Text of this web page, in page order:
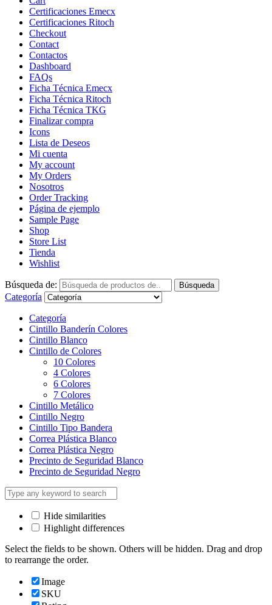
Certificaciones Emecx
Certificaciones Ritoch
Checkout
Contact
Contactos
Dashboard
FAQs
Ficha Técnica Emecx
Ficha Técnica Ritoch
Ficha Técnica TKG
Finalizar compra
Icons
Lista de Deseos
Mi cuenta
My account
My Orders
Nosotros
Order Tracking
Página de ejemplo
Sample Page
Shop
Store List
Tienda
Wishlist
Búsqueda de: Búsqueda
Categoría
Categoría
Cintillo Banderín Colores
Cintillo Blanco
Cintillo de Colores
10 Colores
4 Colores
6 Colores
7 Colores
Cintillo Metálico
Cintillo Negro
Cintillo Tipo Bandera
Correa Plástica Blanco
Correa Plástica Negro
Precinto de Seguridad Blanco
Precinto de Seguridad Negro
Hide similarities
Highlight differences
Select the fields to be shown. Others will be hidden. Drag and drop
to rearrange the order.
Image
SKU